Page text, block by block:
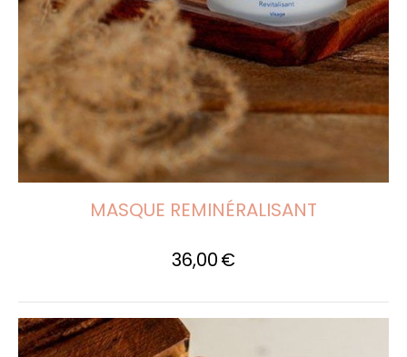
MASQUE REMINÉRALISANT
36,00€